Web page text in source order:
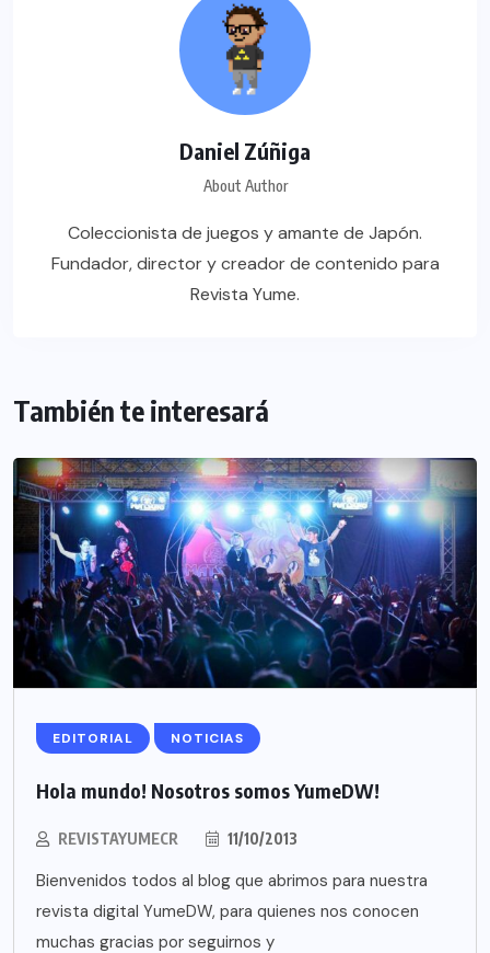
Daniel Zúñiga
About Author
Coleccionista de juegos y amante de Japón.
Fundador, director y creador de contenido para
Revista Yume.
También te interesará
EDITORIAL NOTICIAS
Hola mundo! Nosotros somos YumeDW!
REVISTAYUMECR 11/10/2013
Bienvenidos todos al blog que abrimos para nuestra
revista digital YumeDW, para quienes nos conocen
muchas gracias por seguirnos y